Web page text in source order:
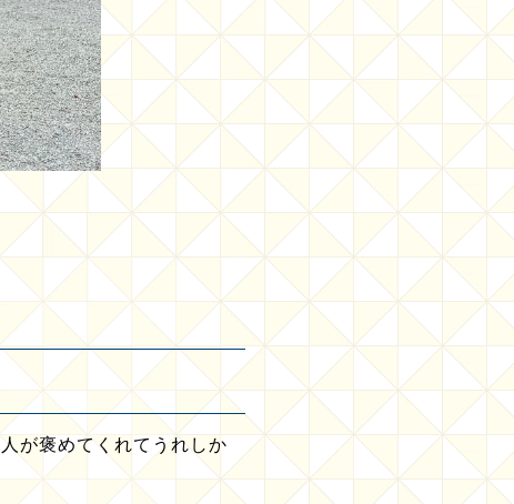
が褒めてくれてうれしか